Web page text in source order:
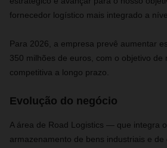
fornecedor logístico mais integrado a
Para 2026, a empresa prevê aumentar
350 milhões de euros, com o objetivo de
competitiva a longo prazo.
Evolução do negócio
A área de Road Logistics — que integra
armazenamento de bens industriais e